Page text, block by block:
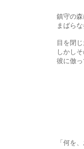
鎮守の森に包ま
まばらな参拝客とす
目を閉じた彼の
しかしその中に隠れ
彼に倣って手を合
「何を、お願い